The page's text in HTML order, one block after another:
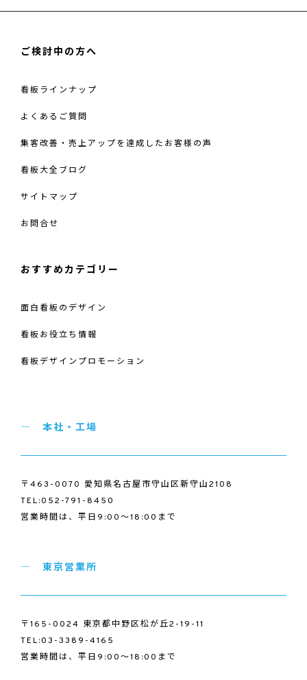
ン
ご検討中の方へ
看板ラインナップ
よくあるご質問
集客改善・売上アップを達成したお客様の声
看板大全ブログ
サイトマップ
お問合せ
おすすめカテゴリー
面白看板のデザイン
看板お役立ち情報
看板デザインプロモーション
本社・工場
〒463-0070 愛知県名古屋市守山区新守山2108
TEL:052-791-8450
営業時間は、平日9:00～18:00まで
東京営業所
〒165-0024 東京都中野区松が丘2-19-11
TEL:03-3389-4165
営業時間は、平日9:00～18:00まで